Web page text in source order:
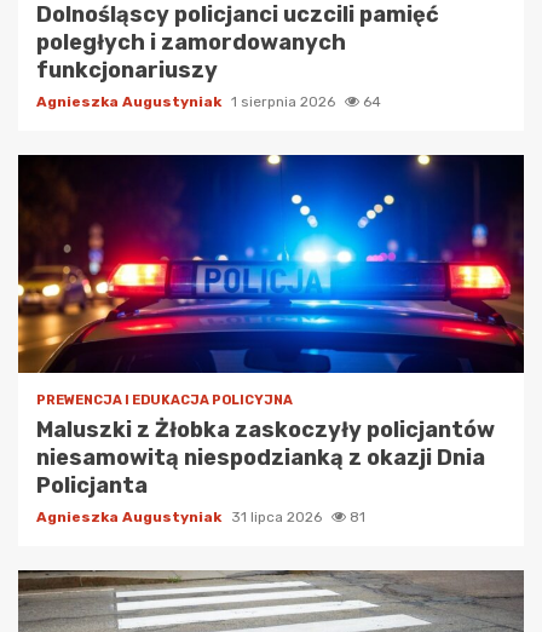
Dolnośląscy policjanci uczcili pamięć
poległych i zamordowanych
funkcjonariuszy
Agnieszka Augustyniak 1 sierpnia 2026 64
PREWENCJA I EDUKACJA POLICYJNA
Maluszki z Żłobka zaskoczyły policjantów
niesamowitą niespodzianką z okazji Dnia
Policjanta
Agnieszka Augustyniak 31 lipca 2026 81